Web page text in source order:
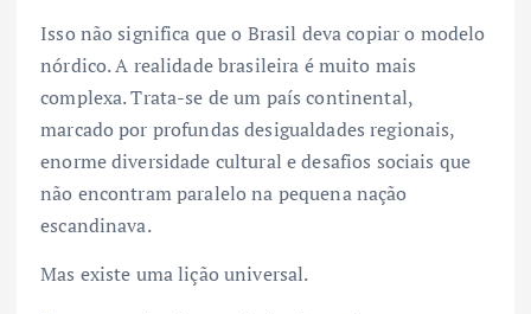
Isso não significa que o Brasil deva copiar o modelo
nórdico. A realidade brasileira é muito mais
complexa. Trata-se de um país continental,
marcado por profundas desigualdades regionais,
enorme diversidade cultural e desafios sociais que
não encontram paralelo na pequena nação
escandinava.
Mas existe uma lição universal.